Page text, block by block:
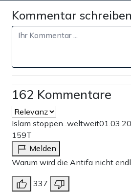
Kommentar schreiben
162 Kommentare
Islam stoppen...weltweit
159T
Melden
Warum wird die Antifa nicht
337